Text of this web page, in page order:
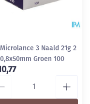
3 Naald 21g 2
Groen 100